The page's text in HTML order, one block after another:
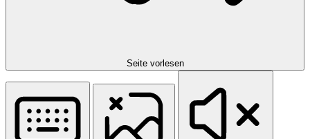
Seite vorlesen